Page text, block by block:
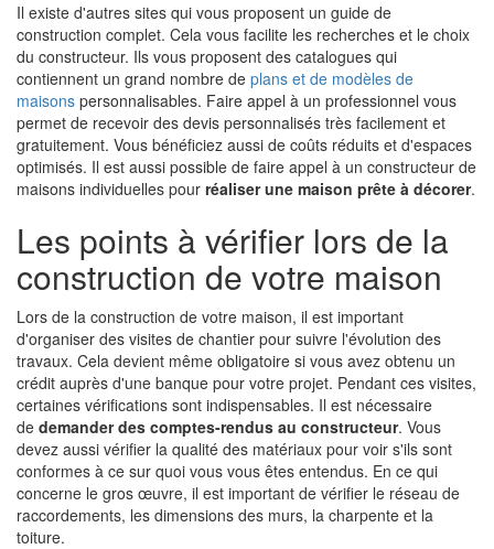
Il existe d'autres sites qui vous proposent un guide de
construction complet. Cela vous facilite les recherches et le choix
du constructeur. Ils vous proposent des catalogues qui
contiennent un grand nombre de plans et de modèles de
maisons personnalisables. Faire appel à un professionnel vous
permet de recevoir des devis personnalisés très facilement et
gratuitement. Vous bénéficiez aussi de coûts réduits et d'espaces
optimisés. Il est aussi possible de faire appel à un constructeur de
maisons individuelles pour réaliser une maison prête à décorer.
Les points à vérifier lors de la
construction de votre maison
Lors de la construction de votre maison, il est important
d'organiser des visites de chantier pour suivre l'évolution des
travaux. Cela devient même obligatoire si vous avez obtenu un
crédit auprès d'une banque pour votre projet. Pendant ces visites,
certaines vérifications sont indispensables. Il est nécessaire
de demander des comptes-rendus au constructeur. Vous
devez aussi vérifier la qualité des matériaux pour voir s'ils sont
conformes à ce sur quoi vous vous êtes entendus. En ce qui
concerne le gros œuvre, il est important de vérifier le réseau de
raccordements, les dimensions des murs, la charpente et la
toiture.